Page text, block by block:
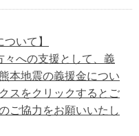
いて】
々への支援として、義
本地震の義援金につい
スをクリックするとご
ご協力をお願いいたし